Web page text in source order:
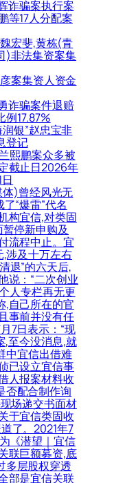
诈骗案执行案
等17人分配案
宏斐,黄栋(青
)非法集资案集
案集资人资金
诈骗案件退赔
17.87%
银”赵忠宝非
登记
熙鹏案众多被
截止日2026年
体)曾经风光无
“爆雷”代名
构宜信,对类固
停新申购及
流程中止。宜
涉及十万左右
退”的六天后,
说：“二次创业
人专栏再无更
,自己所在的官
事前并没有任
7日表示：“现
,至今没消息,就
中宜信出借难
已设立宜信事
人报案材料收
否配合制作询
场递交书面材
于宜信类固收
了。2021年7
《潜望｜宜信
联巨额募资,底
多层股权穿透
部是宜信关联